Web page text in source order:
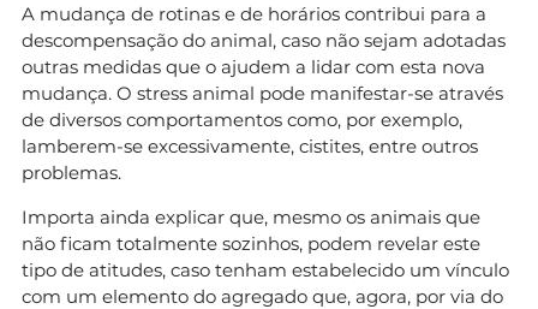
A mudança de rotinas e de horários contribui para a
descompensação do animal, caso não sejam adotadas
outras medidas que o ajudem a lidar com esta nova
mudança. O stress animal pode manifestar-se através
de diversos comportamentos como, por exemplo,
lamberem-se excessivamente, cistites, entre outros
problemas.
Importa ainda explicar que, mesmo os animais que
não ficam totalmente sozinhos, podem revelar este
tipo de atitudes, caso tenham estabelecido um vínculo
com um elemento do agregado que, agora, por via do